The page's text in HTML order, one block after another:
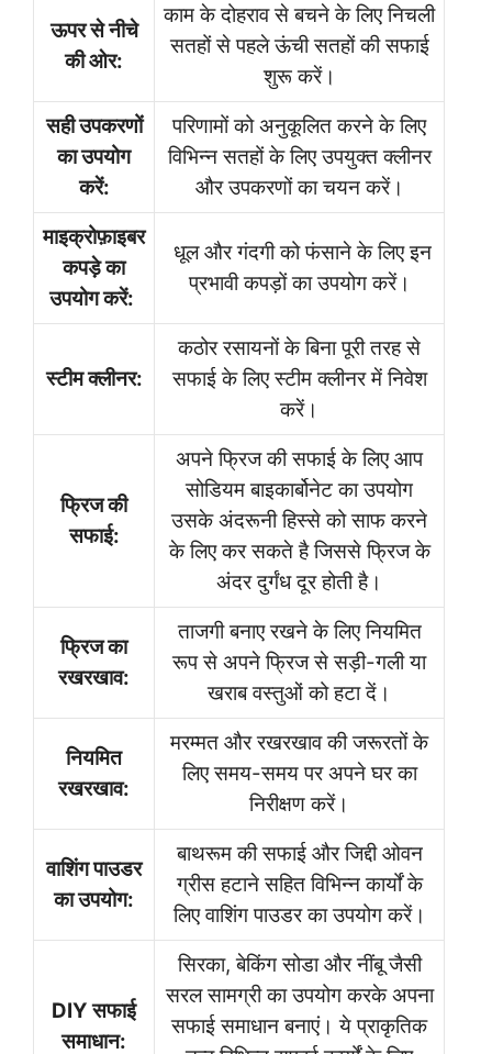
ऊपर से नीचे
की ओर:
काम के दोहराव से बचने के लिए निचली
सतहों से पहले ऊंची सतहों की सफाई
शुरू करें।
सही उपकरणों
का उपयोग
करें:
परिणामों को अनुकूलित करने के लिए
विभिन्न सतहों के लिए उपयुक्त क्लीनर
और उपकरणों का चयन करें।
माइक्रोफ़ाइबर
कपड़े का
उपयोग करें:
धूल और गंदगी को फंसाने के लिए इन
प्रभावी कपड़ों का उपयोग करें।
स्टीम क्लीनर:
कठोर रसायनों के बिना पूरी तरह से
सफाई के लिए स्टीम क्लीनर में निवेश
करें।
फ्रिज की
सफाई:
अपने फ्रिज की सफाई के लिए आप
सोडियम बाइकार्बोनेट का उपयोग
उसके अंदरूनी हिस्से को साफ करने
के लिए कर सकते है जिससे फ्रिज के
अंदर दुर्गंध दूर होती है।
फ्रिज का
रखरखाव:
ताजगी बनाए रखने के लिए नियमित
रूप से अपने फ्रिज से सड़ी-गली या
खराब वस्तुओं को हटा दें।
नियमित
रखरखाव:
मरम्मत और रखरखाव की जरूरतों के
लिए समय-समय पर अपने घर का
निरीक्षण करें।
वाशिंग पाउडर
का उपयोग:
बाथरूम की सफाई और जिद्दी ओवन
ग्रीस हटाने सहित विभिन्न कार्यों के
लिए वाशिंग पाउडर का उपयोग करें।
DIY सफाई
समाधान:
सिरका, बेकिंग सोडा और नींबू जैसी
सरल सामग्री का उपयोग करके अपना
सफाई समाधान बनाएं। ये प्राकृतिक